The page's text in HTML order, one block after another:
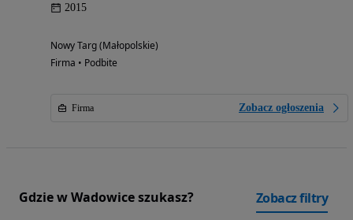
2015
Nowy Targ (Małopolskie)
Firma • Podbite
Firma Zobacz ogłoszenia
Gdzie w Wadowice szukasz? Zobacz filtry